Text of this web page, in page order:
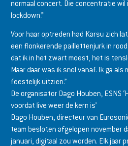
normaal concert. Die concentratie
lockdown.”
Voor haar optreden had Karsu zich
een flonkerende paillettenjurk in
dat ik in het zwart moest, het is
Maar daar was ik snel vanaf. Ik ga als
feestelijk uitzien.”
De organisator Dago Houben, ESNS
voordat live weer de kern is’
Dago Houben, directeur van
team besloten afgelopen november
januari, digitaal zou worden. Elk jaar